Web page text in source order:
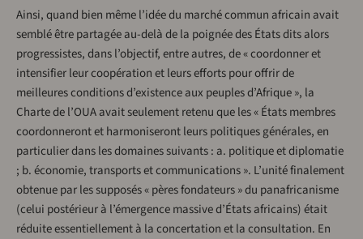
Ainsi, quand bien même l’idée du marché commun africain avait
semblé être partagée au-delà de la poignée des États dits alors
progressistes, dans l’objectif, entre autres, de « coordonner et
intensifier leur coopération et leurs efforts pour offrir de
meilleures conditions d’existence aux peuples d’Afrique », la
Charte de l’OUA avait seulement retenu que les « États membres
coordonneront et harmoniseront leurs politiques générales, en
particulier dans les domaines suivants : a. politique et diplomatie
; b. économie, transports et communications ». L’unité finalement
obtenue par les supposés « pères fondateurs » du panafricanisme
(celui postérieur à l’émergence massive d’États africains) était
réduite essentiellement à la concertation et la consultation. En